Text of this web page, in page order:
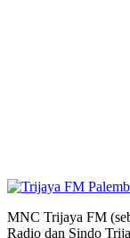
MNC Trijaya FM
Radio dan Sindo